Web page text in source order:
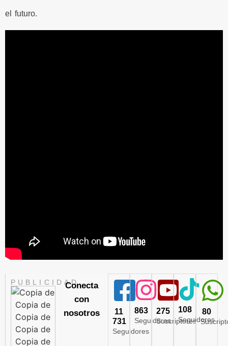
el futuro.
PUBLICIDADConecta
con
nosotros
11
731
Seguidores
863
Seguidores
275
Suscriptores
108
Seguidores
80